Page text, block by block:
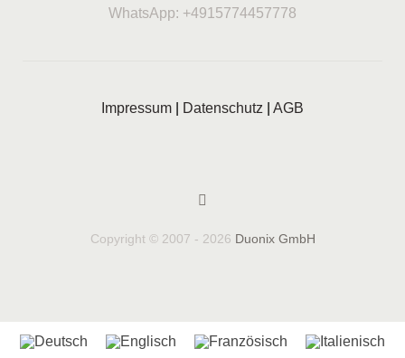
WhatsApp: +4915774457778
Impressum Datenschutz AGB
Copyright © 2007 - 2026 Duonix GmbH